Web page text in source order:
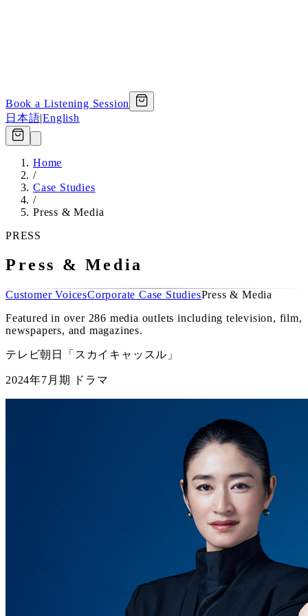
Book a Listening Session
日本語|English
Home
/
Case Studies
/
Press & Media
PRESS
Press & Media
Customer VoicesCorporate Case StudiesPress & Media
Featured in over 286 media outlets including television, film,
newspapers, and magazines.
テレビ朝日「スカイキャッスル」
2024年7月期 ドラマ